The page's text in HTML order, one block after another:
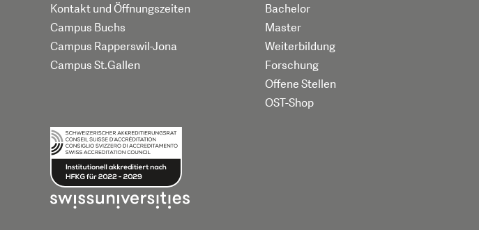
Kontakt und Öffnungszeiten
Campus Buchs
Campus Rapperswil-Jona
Campus St.Gallen
Bachelor
Master
Weiterbildung
Forschung
Offene Stellen
OST-Shop